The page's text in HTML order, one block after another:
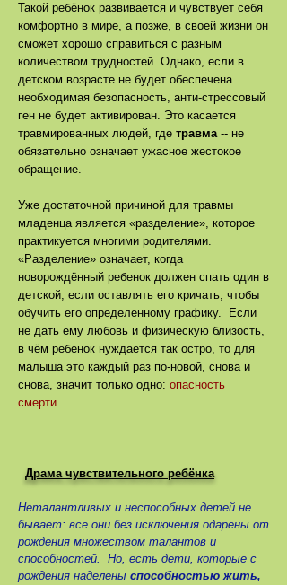
Такой ребёнок развивается и чувствует себя
комфортно в мире, а позже, в своей жизни он
сможет хорошо справиться с разным
количеством трудностей. Однако, если в
детском возрасте не будет обеспечена
необходимая безопасность, анти-стрессовый
ген не будет активирован. Это касается
травмированных людей, где травма -- не
обязательно означает ужасное жестокое
обращение.
Уже достаточной причиной для травмы
младенца является «разделение», которое
практикуется многими родителями.
«Разделение» означает, когда
новорождённый ребенок должен спать один в
детской, если оставлять его кричать, чтобы
обучить его определенному графику. Если
не дать ему любовь и физическую близость,
в чём ребенок нуждается так остро, то для
малыша это каждый раз по-новой, снова и
снова, значит только одно: опасность
смерти.
Драма чувствительного ребёнка
Неталантливых и неспособных детей не
бывает: все они без исключения одарены от
рождения множеством талантов и
способностей. Но, есть дети, которые с
рождения наделены способностью жить,